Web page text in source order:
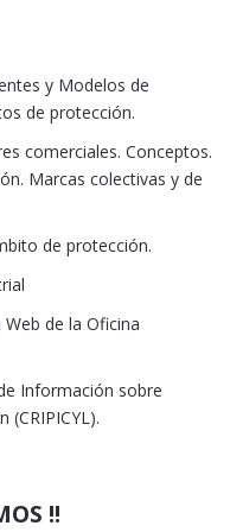
y Modelos de
de protección.
comerciales. Conceptos.
Marcas colectivas y de
de protección.
de la Oficina
Información sobre
(CRIPICYL).
!!